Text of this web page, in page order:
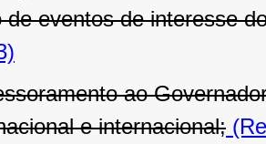
de eventos de interesse
ao
e internacional;